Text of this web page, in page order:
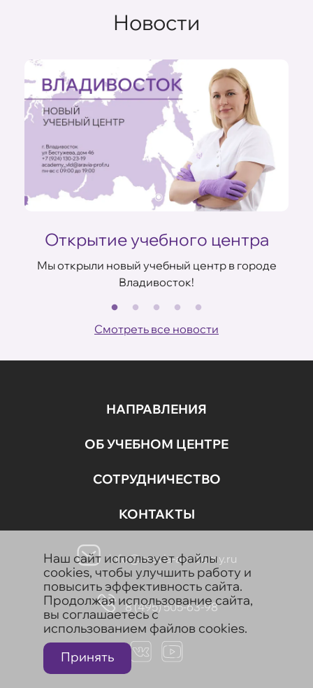
Новости
Открытие учебного центра
Мы открыли новый учебный центр в городе
Владивосток!
Смотреть все новости
НАПРАВЛЕНИЯ
ОБ УЧЕБНОМ ЦЕНТРЕ
СОТРУДНИЧЕСТВО
КОНТАКТЫ
info@aravia-academy.ru
8 (495) 505-63-98
Наш сайт использует файлы
cookies, чтобы улучшить работу и
повысить эффективность сайта.
Продолжая использование сайта,
вы соглашаетесь с
использованием файлов cookies.
Принять